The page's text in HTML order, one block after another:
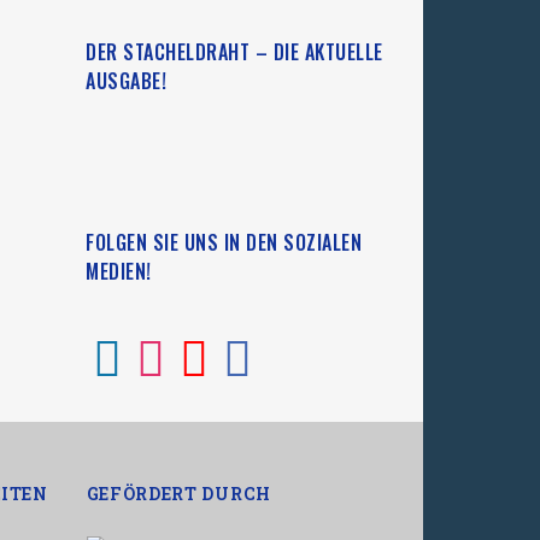
DER STACHELDRAHT – DIE AKTUELLE
AUSGABE!
FOLGEN SIE UNS IN DEN SOZIALEN
MEDIEN!
GEFÖRDERT DURCH